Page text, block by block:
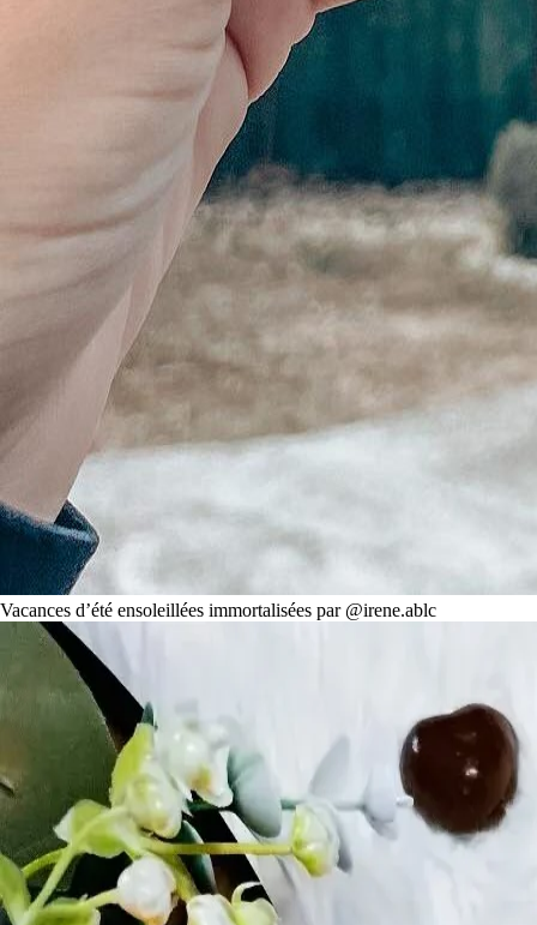
Vacances d’été ensoleillées immortalisées par @irene.ablc